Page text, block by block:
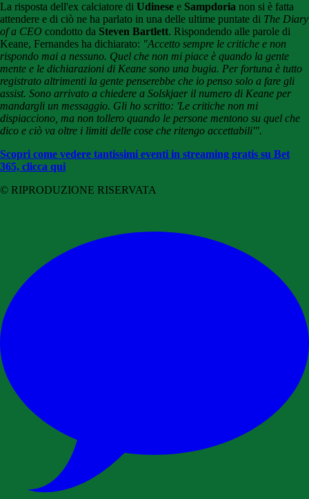
La risposta dell'ex calciatore di Udinese e Sampdoria non si è fatta
attendere e di ciò ne ha parlato in una delle ultime puntate di The Diary
of a CEO condotto da Steven Bartlett. Rispondendo alle parole di
Keane, Fernandes ha dichiarato: "Accetto sempre le critiche e non
rispondo mai a nessuno. Quel che non mi piace è quando la gente
mente e le dichiarazioni di Keane sono una bugia. Per fortuna è tutto
registrato altrimenti la gente penserebbe che io penso solo a fare gli
assist. Sono arrivato a chiedere a Solskjaer il numero di Keane per
mandargli un messaggio. Gli ho scritto: 'Le critiche non mi
dispiacciono, ma non tollero quando le persone mentono su quel che
dico e ciò va oltre i limiti delle cose che ritengo accettabili'".
Scopri come vedere tantissimi eventi in streaming gratis su Bet
365, clicca qui
© RIPRODUZIONE RISERVATA